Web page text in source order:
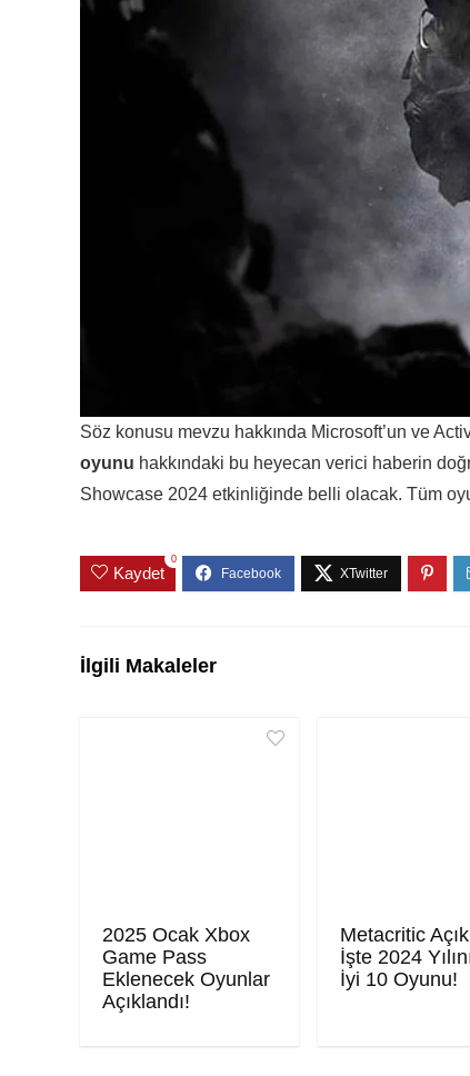
Söz konusu mevzu hakkında Microsoft’un ve
oyunu hakkındaki bu heyecan verici haberin
Showcase 2024 etkinliğinde belli olacak. Tüm
Kaydet
0
İlgili Makaleler
2025 Ocak Xbox
Game Pass
Eklenecek Oyunlar
Açıklandı!
Metacritic
İşte 2024
İyi 10 Oyunu!